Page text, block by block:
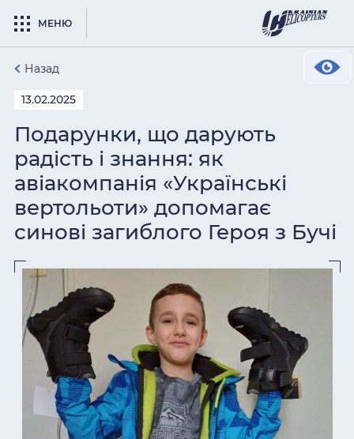
МЕНЮ
Назад
13.02.2025
Подарунки, що дарують
радість і знання: як
авіакомпанія «Українські
вертольоти» допомагає
синові загиблого Героя з Бучі